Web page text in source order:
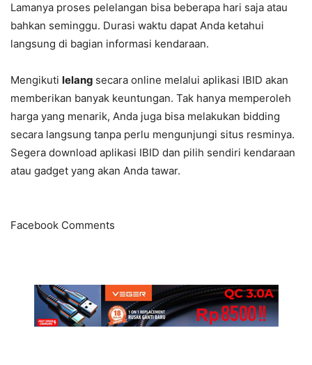
Lamanya proses pelelangan bisa beberapa hari saja atau
bahkan seminggu. Durasi waktu dapat Anda ketahui
langsung di bagian informasi kendaraan.
Mengikuti lelang secara online melalui aplikasi IBID akan
memberikan banyak keuntungan. Tak hanya memperoleh
harga yang menarik, Anda juga bisa melakukan bidding
secara langsung tanpa perlu mengunjungi situs resminya.
Segera download aplikasi IBID dan pilih sendiri kendaraan
atau gadget yang akan Anda tawar.
Facebook Comments